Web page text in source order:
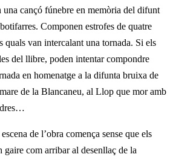
una cançó fúnebre en memòria del difunt
Componen estrofes de quatre
quals van intercalant una tornada. Si els
del llibre, poden intentar compondre
en homenatge a la difunta bruixa de
de la Blancaneu, al Llop que mor amb
de l’obra comença sense que els
gaire com arribar al desenllaç de la